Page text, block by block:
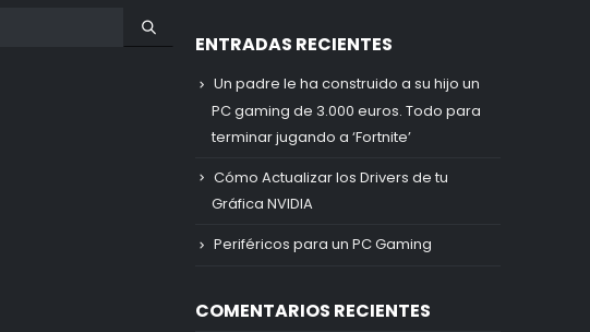
ENTRADAS RECIENTES
Un padre le ha construido a su hijo un
PC gaming de 3.000 euros. Todo para
terminar jugando a ‘Fortnite’
Cómo Actualizar los Drivers de tu
Gráfica NVIDIA
Periféricos para un PC Gaming
COMENTARIOS RECIENTES